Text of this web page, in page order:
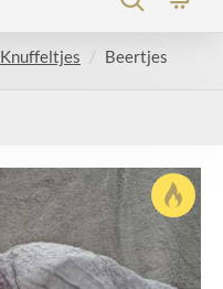
Knuffeltjes Beertjes